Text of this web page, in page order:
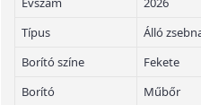
Típus
Álló
Borító színe
Fekete
Borító
Műbőr